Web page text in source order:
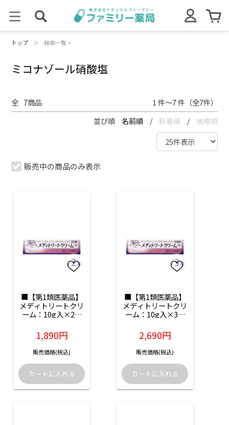
トップ ＞ 検索一覧 >
ミコナゾール硝酸塩
全 7商品 1 件～7 件（全7件）
並び順 名前順 / 新着順 / 価格順
販売中の商品のみ表示
■【第1類医薬品】
メディトリートクリ
ーム：10g入×2本
ル確認後の発送とな
ります）
1,890円
販売価格(税込)
■【第1類医薬品】
メディトリートクリ
ーム：10g入×3本
ル確認後の発送とな
ります）
2,690円
販売価格(税込)